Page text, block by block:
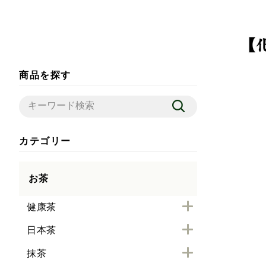
商品を探す
カテゴリー
お茶
健康茶
日本茶
抹茶